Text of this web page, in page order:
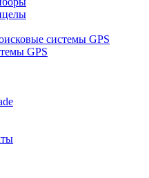
системы GPS
GPS